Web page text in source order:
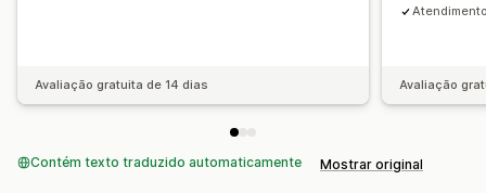
Avaliação gratuita de 14 dias Avaliação
Contém texto traduzido automaticamente Mostrar original